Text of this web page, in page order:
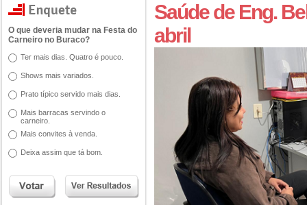
O que deveria mudar na Festa do
Carneiro no Buraco?
Ter mais dias. Quatro é pouco.
Shows mais variados.
Prato típico servido mais dias.
Mais barracas servindo o
carneiro.
Mais convites à venda.
Deixa assim que tá bom.
Saúde de Eng.
abril